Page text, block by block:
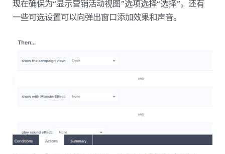
现在确保为“显示营销活动视图”选项选择“选择”。还有
一些可选设置可以向弹出窗口添加效果和声音。